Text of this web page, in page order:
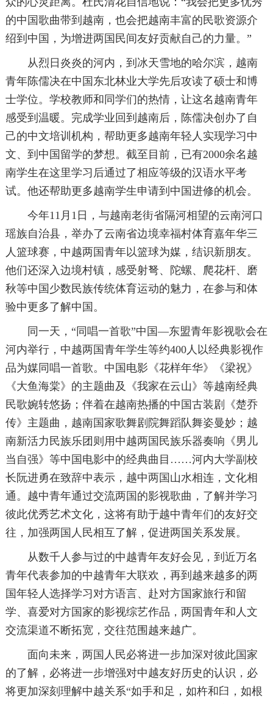
的中国歌曲带到越南，也会把越南丰富的民歌资源介
绍到中国，为增进两国民间友好贡献自己的力量。”
从烈日炎炎的河内，到冰天雪地的哈尔滨，越南
青年陈儒决在中国东北林业大学先后攻读了硕士和博
士学位。学校教师和同学们的热情，让这名越南青年
感受到温暖。完成学业回到越南后，陈儒决创办了自
己的中文培训机构，帮助更多越南年轻人实现学习中
文、到中国留学的梦想。截至目前，已有2000余名越
南学生在这里学习后通过了相应等级的汉语水平考
试。他还帮助更多越南学生申请到中国进修的机会。
今年11月1日，与越南老街省隔河相望的云南河口
瑶族自治县，举办了云南省边境幸福村体育嘉年华三
人篮球赛，中越两国青年以篮球为媒，结识新朋友。
他们还深入边境村镇，感受射弩、陀螺、爬花杆、磨
秋等中国少数民族传统体育运动的魅力，在参与和体
验中更多了解中国。
同一天，“同唱一首歌”中国—东盟青年影视歌会在
河内举行，中越两国青年学生等约400人以经典影视作
品为媒同唱一首歌。中国电影《花样年华》《梁祝》
《大鱼海棠》的主题曲及《我家在云山》等越南经典
民歌婉转悠扬；伴着在越南热播的中国古装剧《楚乔
传》主题曲，越南国家歌舞剧院舞蹈队舞姿曼妙；越
南新活力民族乐团则用中越两国民族乐器奏响《男儿
当自强》等中国电影中的经典曲目……河内大学副校
长阮进勇在致辞中表示，越中两国山水相连，文化相
通。越中青年通过交流两国的影视歌曲，了解并学习
彼此优秀艺术文化，这将有助于越中青年们的友好交
往，加强两国人民相互了解，促进两国关系发展。
从数千人参与过的中越青年友好会见，到近万名
青年代表参加的中越青年大联欢，再到越来越多的两
国年轻人选择学习对方语言、赴对方国家旅行和留
学、喜爱对方国家的影视综艺作品，两国青年和人文
交流渠道不断拓宽，交往范围越来越广。
面向未来，两国人民必将进一步加深对彼此国家
的了解，必将进一步增强对中越友好历史的认识，必
将更加深刻理解中越关系“如手和足，如杵和臼，如根